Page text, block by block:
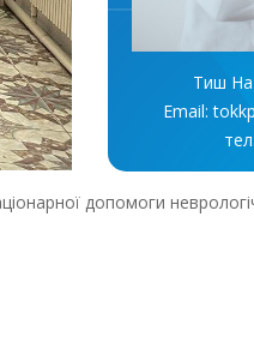
Тиш
Email:
допомоги